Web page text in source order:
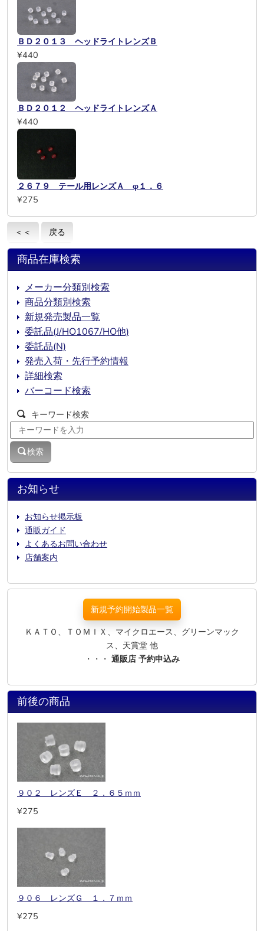
ＢＤ２０１３ ヘッドライトレンズＢ
¥440
ＢＤ２０１２ ヘッドライトレンズＡ
¥440
２６７９ テール用レンズＡ φ１．６
¥275
＜＜ 戻る
お知らせ
お知らせ掲示板
通販ガイド
よくあるお問い合わせ
店舗案内
商品在庫検索
メーカー分類別検索
商品分類別検索
新規発売製品一覧
委託品(J/HO1067/HO他)
委託品(N)
発売入荷・先行予約情報
詳細検索
バーコード検索
キーワード検索
検索
新規予約開始製品一覧
ＫＡＴＯ、ＴＯＭＩＸ、マイクロエース、グリーンマック
ス、天賞堂 他
・・・ 通販店 予約申込み
前後の商品
９０２ レンズＥ ２．６５ｍｍ
¥275
９０６ レンズＧ １．７ｍｍ
¥275